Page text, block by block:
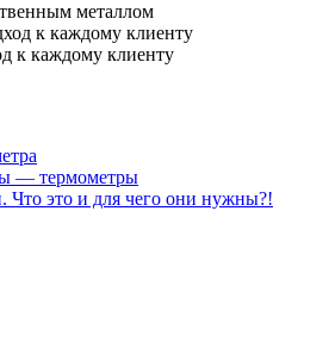
металлом
к каждому клиенту
— термометры
Что это и для чего они нужны?!